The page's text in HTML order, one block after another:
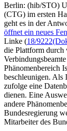
Berlin: (hib/STO)
(CTG) im ersten
geht es in der
öffnet ein neues
Linke (18/9222
die Plattform durch
Phänomenbereich
beschleunigen. Als
zufolge eine
dienen. Eine
andere
Bundesregierung
Mitarbeiter des